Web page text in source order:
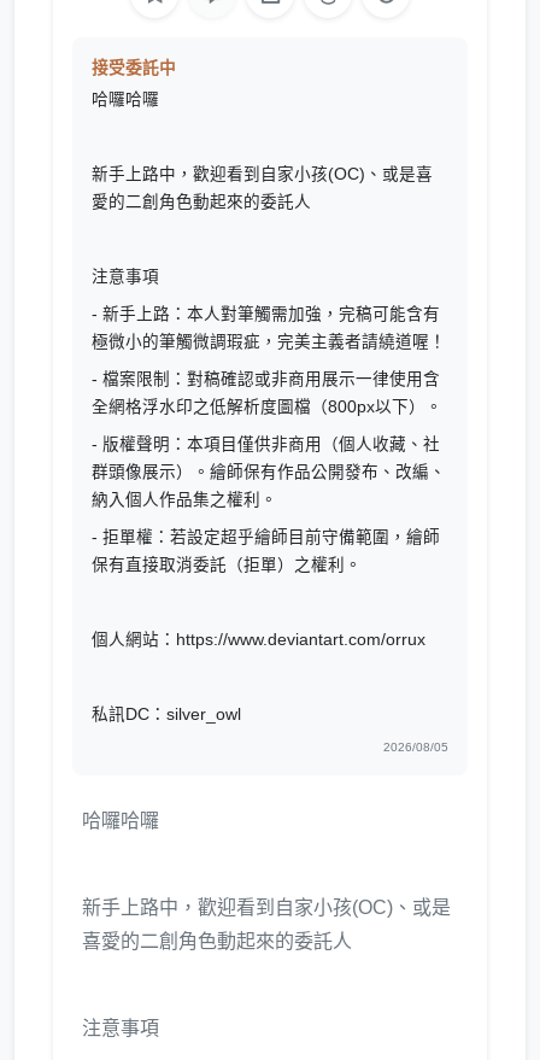
接受委託中
哈囉哈囉
新手上路中，歡迎看到自家小孩(OC)、或是喜
愛的二創角色動起來的委託人
注意事項
- 新手上路：本人對筆觸需加強，完稿可能含有
極微小的筆觸微調瑕疵，完美主義者請繞道喔！
- 檔案限制：對稿確認或非商用展示一律使用含
全網格浮水印之低解析度圖檔（800px以下）。
- 版權聲明：本項目僅供非商用（個人收藏、社
群頭像展示）。繪師保有作品公開發布、改編、
納入個人作品集之權利。
- 拒單權：若設定超乎繪師目前守備範圍，繪師
保有直接取消委託（拒單）之權利。
個人網站：https://www.deviantart.com/orrux
私訊DC：silver_owl
2026/08/05
哈囉哈囉
新手上路中，歡迎看到自家小孩(OC)、或是
喜愛的二創角色動起來的委託人
注意事項